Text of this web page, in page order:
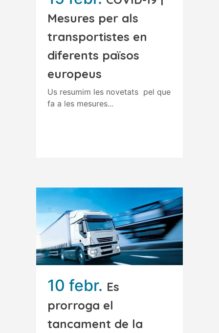
Mesures per als
transportistes en
diferents països
europeus
Us resumim les novetats pel que
fa a les mesures...
10 febr. Es
prorroga el
tancament de la